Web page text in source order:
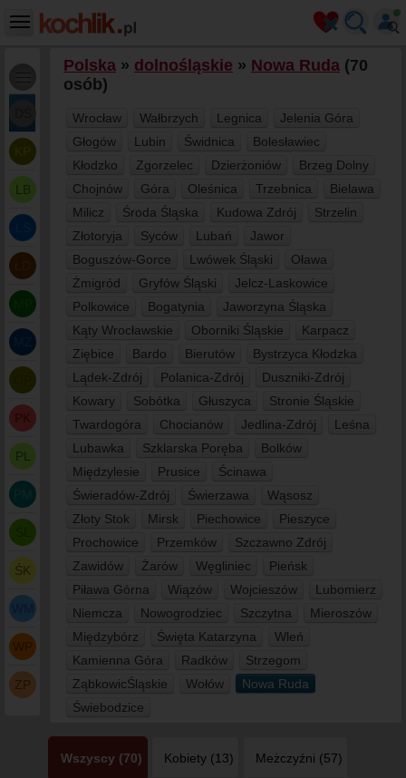
LB
PL
ŚK
WP
Polska » dolnośląskie » Nowa Ruda (70
osób)
Wrocław Wałbrzych Legnica
Jelenia Góra
Głogów
Lubin Świdnica
Bolesławiec
Kłodzko
Zgorzelec Dzierżoniów
Brzeg Dolny
Chojnów
Góra Oleśnica Trzebnica
Bielawa
Milicz
Środa Śląska Kudowa Zdrój
Strzelin
Złotoryja
Syców Lubań
Jawor
Boguszów-Gorce
Lwówek Śląski
Oława
Żmigród
Gryfów Śląski
Jelcz-Laskowice
Polkowice
Bogatynia
Jaworzyna Śląska
Kąty Wrocławskie
Oborniki Śląskie
Karpacz
Ziębice
Bardo Bierutów
Bystrzyca Kłodzka
Lądek-Zdrój
Polanica-Zdrój
Duszniki-Zdrój
Kowary
Sobótka Głuszyca
Stronie Śląskie
Twardogóra
Chocianów Jedlina-Zdrój
Leśna
Lubawka
Szklarska Poręba
Bolków
Międzylesie
Prusice
Ścinawa
Świeradów-Zdrój
Świerzawa
Wąsosz
Złoty Stok
Mirsk Piechowice
Pieszyce
Prochowice
Przemków
Szczawno Zdrój
Zawidów
Żarów Węgliniec
Pieńsk
Piława Górna
Wiązów Wojcieszów
Lubomierz
Niemcza
Nowogrodziec Szczytna
Mieroszów
Międzybórz
Święta Katarzyna
Wleń
Kamienna Góra
Radków
Strzegom
ZąbkowicŚląskie
Wołów
Nowa Ruda
Świebodzice
Wszyscy (70) Kobiety (13) Meżczyźni (57)